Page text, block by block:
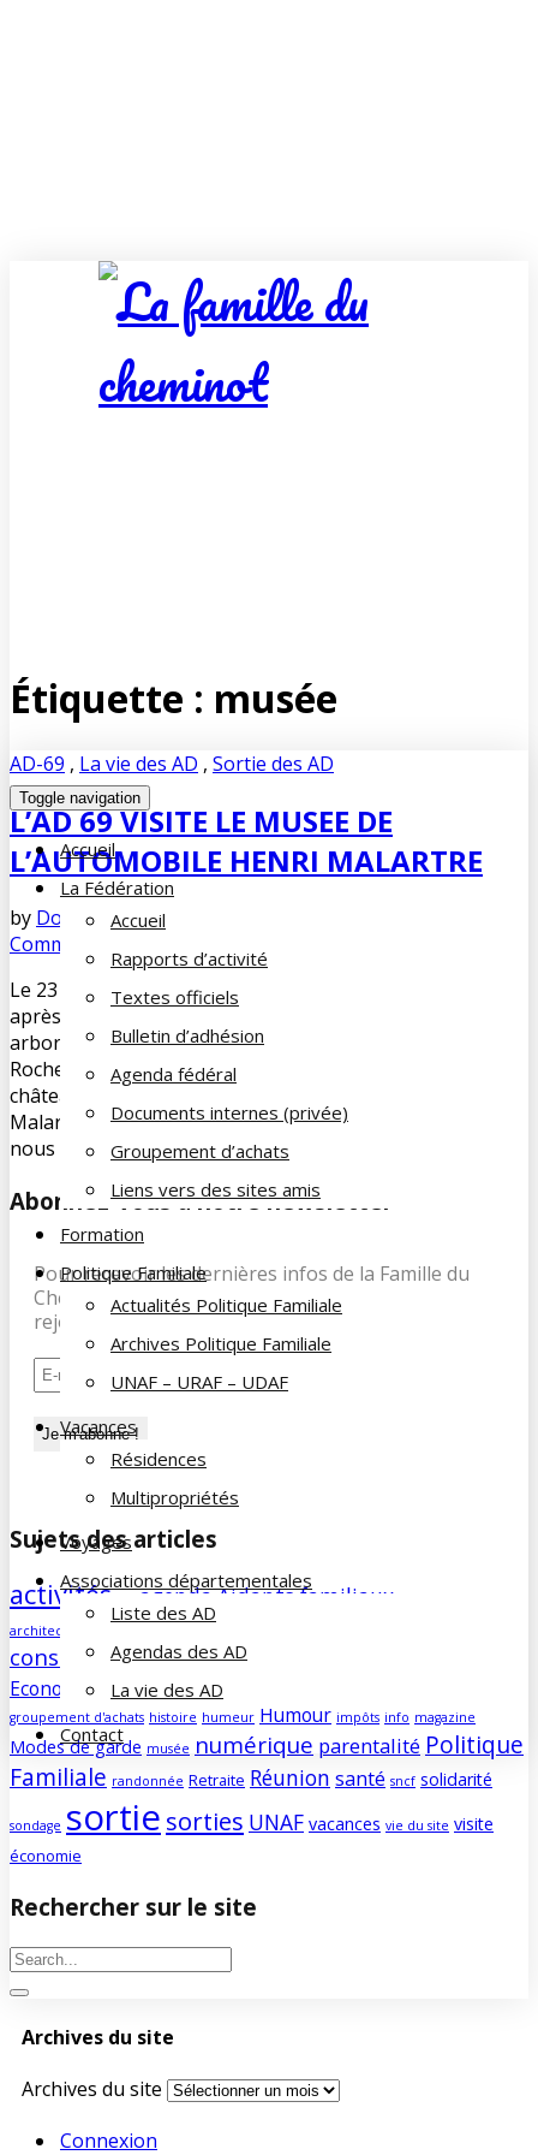
Toggle navigation
Accueil
La Fédération
Accueil
Rapports d’activité
Textes officiels
Bulletin d’adhésion
Agenda fédéral
Documents internes (privée)
Groupement d’achats
Liens vers des sites amis
Formation
Politique Familiale
Actualités Politique Familiale
Archives Politique Familiale
UNAF – URAF – UDAF
Vacances
Résidences
Multipropriétés
Voyages
Associations départementales
Liste des AD
Agendas des AD
La vie des AD
Contact
Étiquette : musée
AD-69 , La vie des AD , Sortie des AD
L’AD 69 VISITE LE MUSEE DE
L’AUTOMOBILE HENRI MALARTRE
by Dominique DUPUY-LORIN
Comments
Le 23 février, nous étions 17 à nous retrouver dès 9h45,
après quelques trajets difficiles en voiture, dans le parc
arboré de 3 hectares entourant le Château de
Rochetaillée-sur-Saône à 11 kms au nord de Lyon. Ce
château Belle Epoque abrite le musée Automobile Henri
Malartre depuis 1960. Notre guide nous y attendais pour
nous […]
Abonnez-vous à notre newsletter
Pour recevoir les dernières infos de la Famille du
Cheminot, abonnez-vous à notre newsletter et
rejoignez nos 197 abonnés.
Sujets des articles
activités agendaAidants familiaux
architecture
Assemblée Générale
consommation COVID culture
Economie/société edito education
groupement d'achats histoire humeur Humour impôts info magazine
Modes de garde musée numérique parentalité Politique
Familiale randonnée Retraite Réunion santé sncf solidarité
sondage sortie sorties UNAF vacances vie du site visite
économie
Rechercher sur le site
Archives du site
Archives du site
Connexion